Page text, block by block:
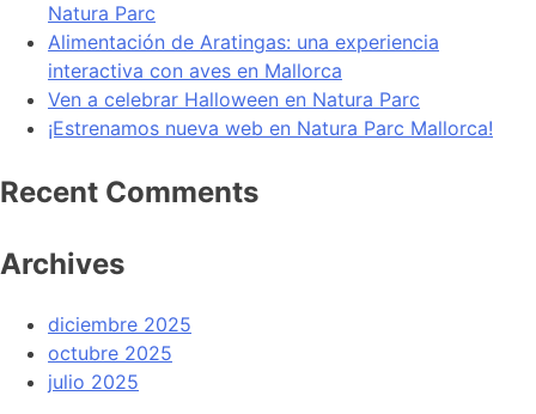
Natura Parc
Alimentación de Aratingas: una experiencia
interactiva con aves en Mallorca
Ven a celebrar Halloween en Natura Parc
¡Estrenamos nueva web en Natura Parc Mallorca!
Recent Comments
Archives
diciembre 2025
octubre 2025
julio 2025